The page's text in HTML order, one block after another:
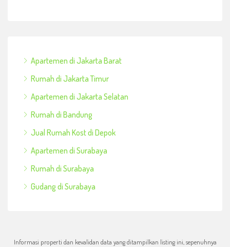
Apartemen di Jakarta Barat
Rumah di Jakarta Timur
Apartemen di Jakarta Selatan
Rumah di Bandung
Jual Rumah Kost di Depok
Apartemen di Surabaya
Rumah di Surabaya
Gudang di Surabaya
Informasi properti dan kevalidan data yang ditampilkan listing ini, sepenuhnya